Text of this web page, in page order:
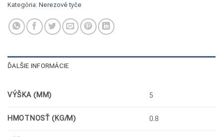
Kategória: Nerezové tyče
ĎALŠIE INFORMÁCIE
VÝŠKA (MM) 5
HMOTNOSŤ (KG/M) 0.8